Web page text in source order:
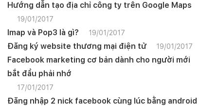
Hướng dẫn tạo địa chỉ công ty trên Google Maps
19/01/2017
Imap và Pop3 là gì? 19/01/2017
Đăng ký website thương mại điện tử 19/01/2017
Facebook marketing cơ bản dành cho người mới
bắt đầu phải nhớ
17/01/2017
Đăng nhập 2 nick facebook cùng lúc bằng android